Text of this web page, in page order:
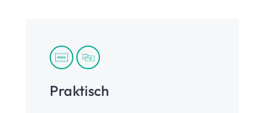
Praktisch